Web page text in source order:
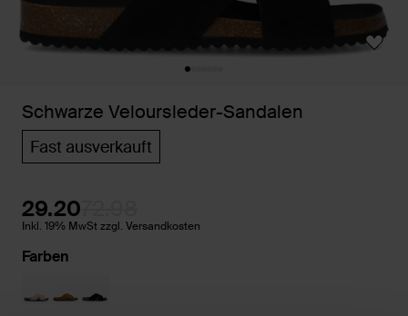
Schwarze Veloursleder-Sandalen
Fast ausverkauft
29.20
Inkl. 19% MwSt zzgl. Versandkosten
Farben